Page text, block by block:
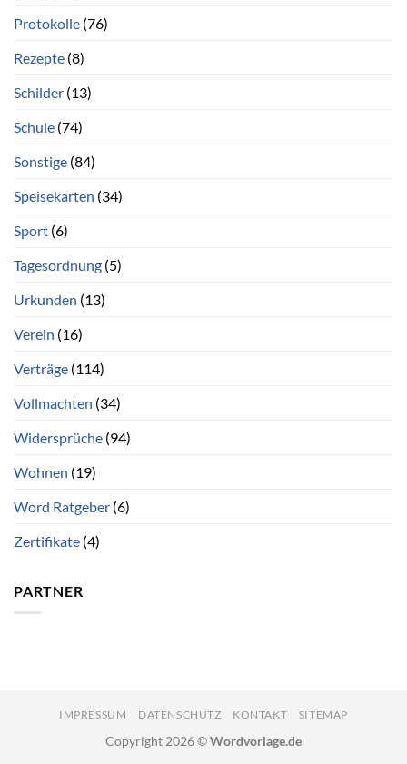
Protokolle (76)
Rezepte (8)
Schilder (13)
Schule (74)
Sonstige (84)
Speisekarten (34)
Sport (6)
Tagesordnung (5)
Urkunden (13)
Verein (16)
Verträge (114)
Vollmachten (34)
Widersprüche (94)
Wohnen (19)
Word Ratgeber (6)
Zertifikate (4)
PARTNER
IMPRESSUM DATENSCHUTZ KONTAKT SITEMAP
Copyright 2026 ©Wordvorlage.de